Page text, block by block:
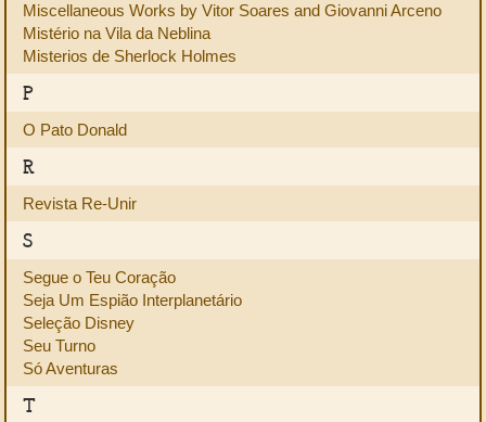
Miscellaneous Works by Vitor Soares and Giovanni Arceno
Mistério na Vila da Neblina
Misterios de Sherlock Holmes
P
O Pato Donald
R
Revista Re-Unir
S
Segue o Teu Coração
Seja Um Espião Interplanetário
Seleção Disney
Seu Turno
Só Aventuras
T